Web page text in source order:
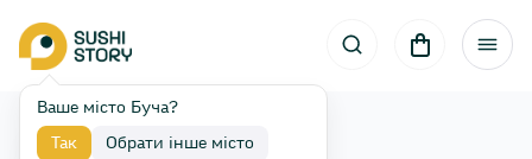
Ваше місто Буча?
Так Обрати інше місто
Назад